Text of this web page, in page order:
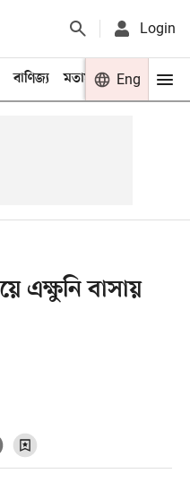
Login
বাণিজ্য মতামত খেলা
Eng
এক্ষুনি বাসায়